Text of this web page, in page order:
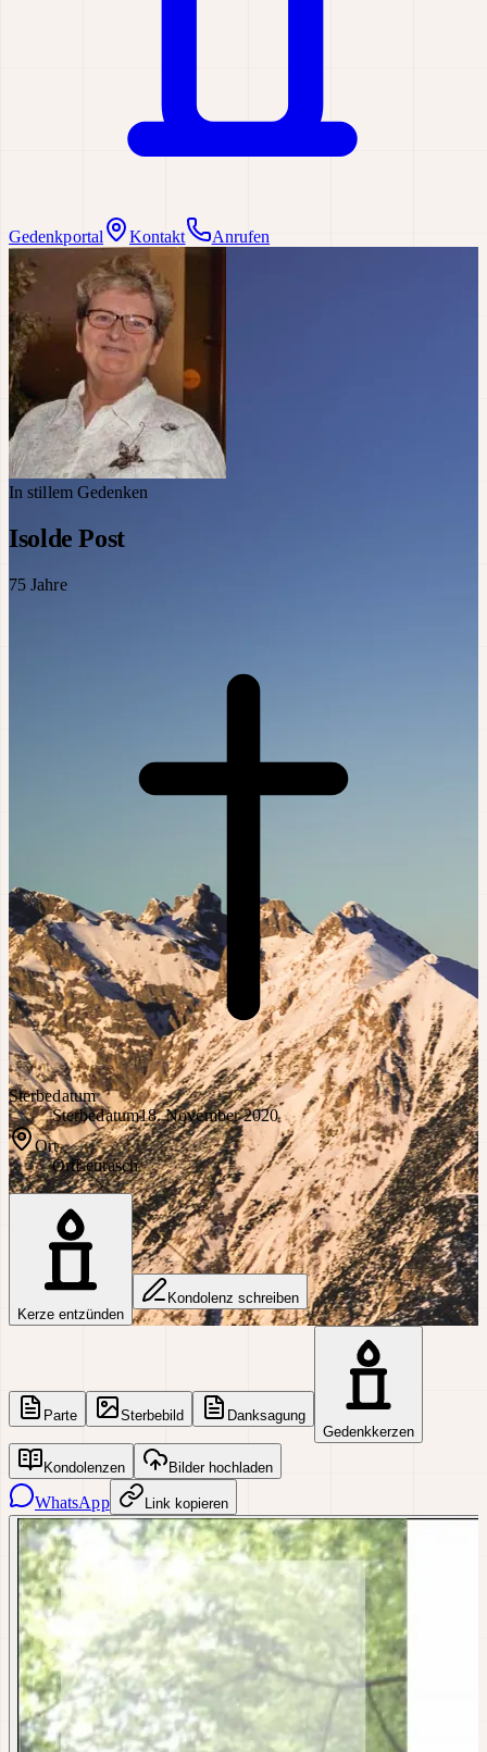
Gedenkportal Kontakt Anrufen
In stillem Gedenken
Isolde Post
75 Jahre
Sterbedatum
Sterbedatum18. November 2020
Ort
OrtLeutasch
Kerze entzünden
Kondolenz schreiben
Parte Sterbebild
Danksagung
Gedenkkerzen
Kondolenzen Bilder hochladen
WhatsApp Link kopieren